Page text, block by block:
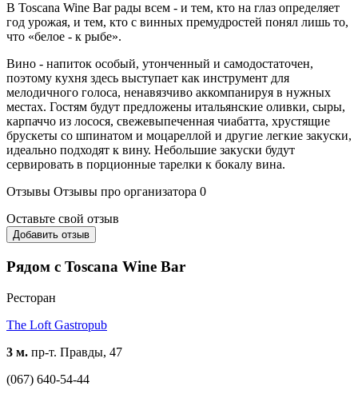
В Toscana Wine Bar рады всем - и тем, кто на глаз определяет
год урожая, и тем, кто с винных премудростей понял лишь то,
что «белое - к рыбе».
Вино - напиток особый, утонченный и самодостаточен,
поэтому кухня здесь выступает как инструмент для
мелодичного голоса, ненавязчиво аккомпанируя в нужных
местах. Гостям будут предложены итальянские оливки, сыры,
карпаччо из лосося, свежевыпеченная чиабатта, хрустящие
брускеты со шпинатом и моцареллой и другие легкие закуски,
идеально подходят к вину. Небольшие закуски будут
сервировать в порционные тарелки к бокалу вина.
Отзывы Отзывы про организатора 0
Оставьте свой отзыв
Добавить отзыв
Рядом с Toscana Wine Bar
Ресторан
The Loft Gastropub
3 м. пр-т. Правды, 47
(067) 640-54-44